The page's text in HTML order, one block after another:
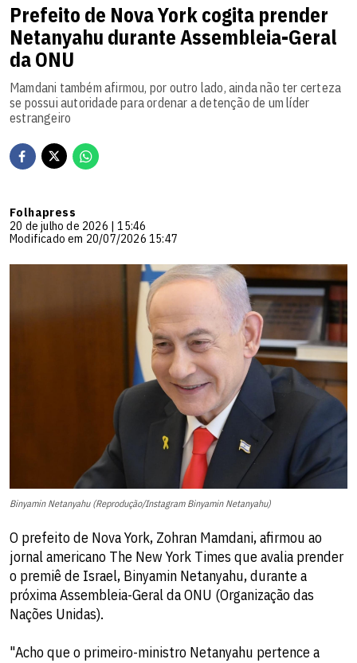
Prefeito de Nova York cogita prender
Netanyahu durante Assembleia-Geral
da ONU
Mamdani também afirmou, por outro lado, ainda não ter certeza
se possui autoridade para ordenar a detenção de um líder
estrangeiro
Folhapress
20 de julho de 2026 | 15:46
Modificado em 20/07/2026 15:47
Binyamin Netanyahu (Reprodução/Instagram Binyamin Netanyahu)
O prefeito de Nova York, Zohran Mamdani, afirmou ao
jornal americano The New York Times que avalia prender
o premiê de Israel, Binyamin Netanyahu, durante a
próxima Assembleia-Geral da ONU (Organização das
Nações Unidas).
"Acho que o primeiro-ministro Netanyahu pertence a